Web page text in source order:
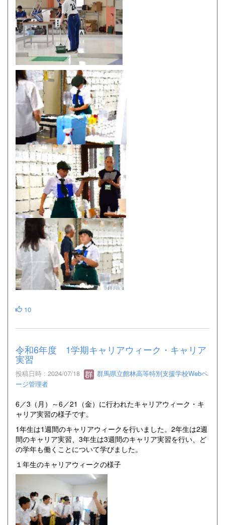
10
令和6年度 1学期キャリアウィーク・キャリア
実習
投稿日時 : 2024/07/18
群馬県立館林高等特別支援学校Webペ
ージ管理者
6／3（月）～6／21（金）に行われたキャリアウィーク・キ
ャリア実習の様子です。
1年生は1週間のキャリアウィークを行いました。2年生は2週
間のキャリア実習、3年生は3週間のキャリア実習を行い、ど
の学年も働くことについて学びました。
１年生のキャリアウィークの様子